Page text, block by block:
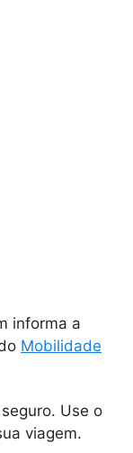
informa a
Mobilidade
Use o
viagem.